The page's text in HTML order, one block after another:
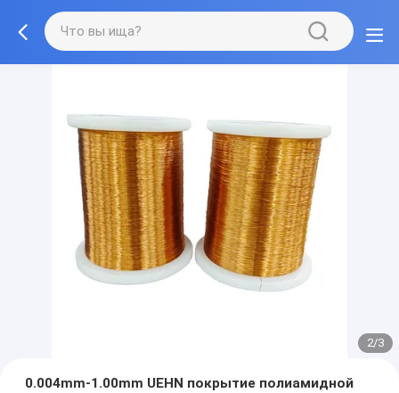
2/3
0.004mm-1.00mm UEHN покрытие полиамидной